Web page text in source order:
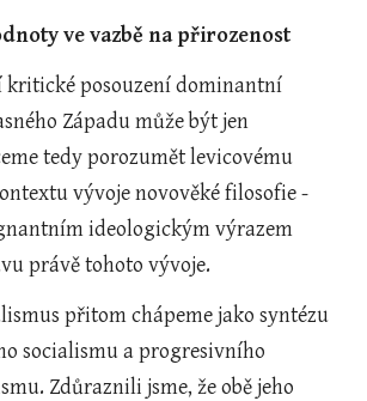
ve vazbě na přirozenost
kritické posouzení dominantní
Západu může být jen
tedy porozumět levicovému
vývoje novověké filosofie -
ideologickým výrazem
právě tohoto vývoje.
přitom chápeme jako syntézu
socialismu a progresivního
Zdůraznili jsme, že obě jeho